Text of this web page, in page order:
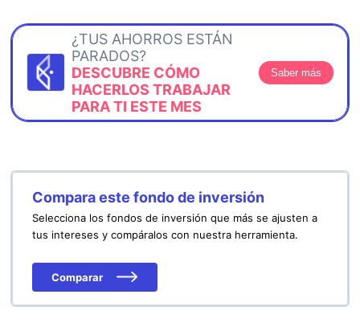
¿TUS AHORROS ESTÁN
PARADOS?
DESCUBRE CÓMO
HACERLOS TRABAJAR
PARA TI ESTE MES
Saber más
Compara este fondo de inversión
Selecciona los fondos de inversión que más se ajusten a
tus intereses y compáralos con nuestra herramienta.
Comparar